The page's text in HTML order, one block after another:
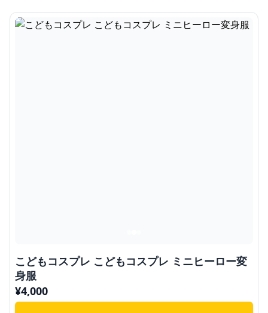
こどもコスプレ こどもコスプレ ミニヒーロー変
身服
¥4,000